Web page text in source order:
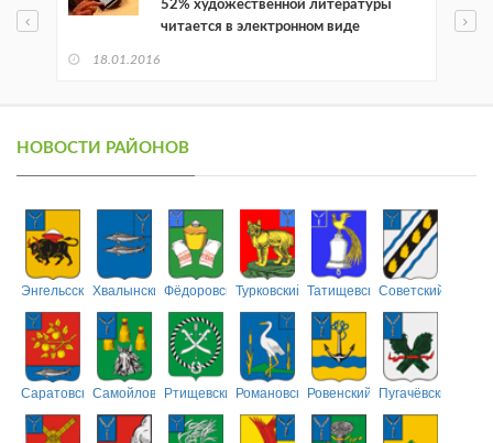
52% художественной литературы
читается в электронном виде
18.01.2016
НОВОСТИ РАЙОНОВ
ЭнгельсскийХвалынскийФёдоровскийТурковский ТатищевскийСоветский
СаратовскийСамойловскийРтищевскийРомановскийРовенский Пугачёвский